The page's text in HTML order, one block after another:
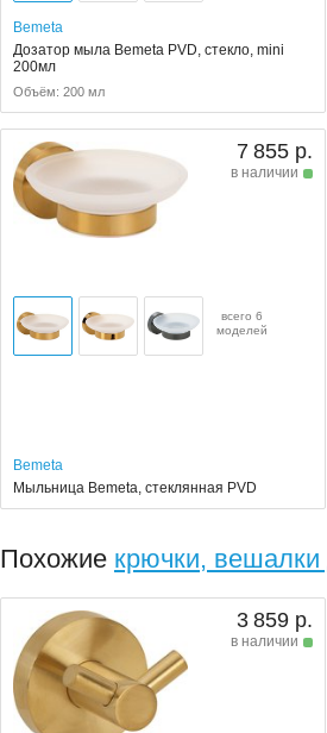
Bemeta
Дозатор мыла Bemeta PVD, стекло, mini
200мл
Объём: 200 мл
7 855 р.
в наличии
всего 6
моделей
Bemeta
Мыльница Bemeta, стеклянная PVD
Похожие крючки, вешалки
3 859 р.
в наличии